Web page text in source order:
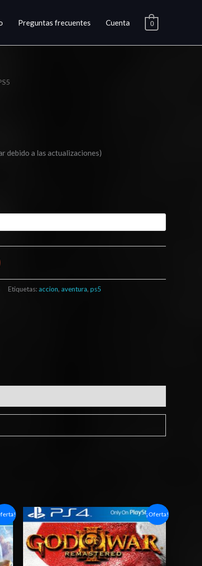
Preguntas frecuentes Cuenta 0
debido a las actualizaciones)
Etiquetas:accion, aventura, ps5
¡Oferta!
Rango
de
precios:
desde
$6.03
hasta
$10.03